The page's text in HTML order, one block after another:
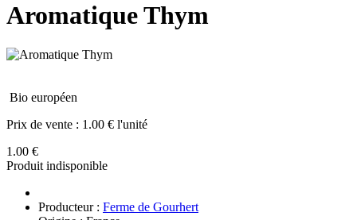
Aromatique Thym
Bio européen
Prix de vente : 1.00 € l'unité
1.00 €
Produit indisponible
Producteur : Ferme de Gourhert